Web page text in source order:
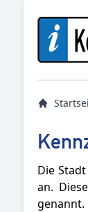
Die
an.
genannt.